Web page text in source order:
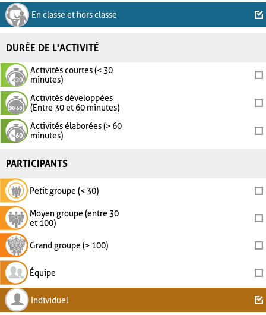
En classe et hors classe
DURÉE DE L'ACTIVITÉ
Activités courtes (< 30
minutes)
Activités développées
(Entre 30 et 60 minutes)
Activités élaborées (> 60
minutes)
PARTICIPANTS
Petit groupe (< 30)
Moyen groupe (entre 30
et 100)
Grand groupe (> 100)
Équipe
Individuel